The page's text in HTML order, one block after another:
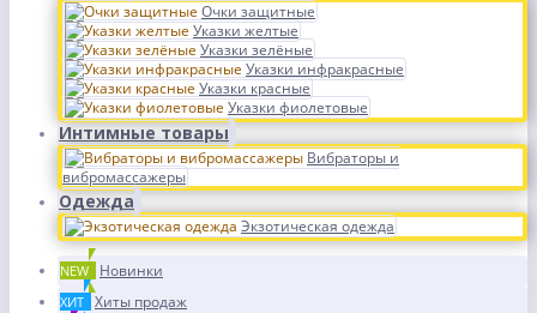
Очки защитные
Указки желтые
Указки зелёные
Указки инфракрасные
Указки красные
Указки фиолетовые
Интимные товары
Вибраторы и
вибромассажеры
Одежда
Экзотическая одежда
NEW Новинки
ХИТ Хиты продаж